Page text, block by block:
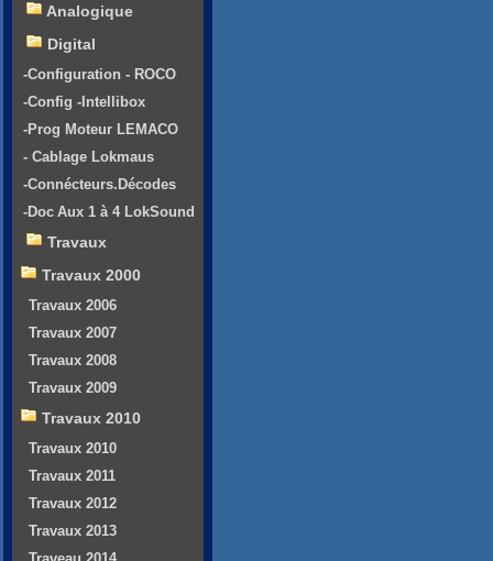
Analogique
Digital
-Configuration - ROCO
-Config -Intellibox
-Prog Moteur LEMACO
- Cablage Lokmaus
-Connécteurs.Décodes
-Doc Aux 1 à 4 LokSound
Travaux
Travaux 2000
Travaux 2006
Travaux 2007
Travaux 2008
Travaux 2009
Travaux 2010
Travaux 2010
Travaux 2011
Travaux 2012
Travaux 2013